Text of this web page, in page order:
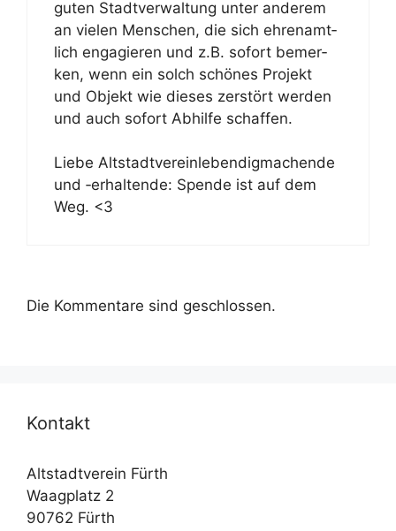
gu­ten Stadt­ver­wal­tung un­ter an­de­rem
an vie­len Men­schen, die sich eh­ren­amt­
lich en­ga­gie­ren und z.B. so­fort be­mer­
ken, wenn ein solch schö­nes Pro­jekt
und Ob­jekt wie die­ses zer­stört wer­den
und auch so­fort Ab­hil­fe schaf­fen.
Lie­be Alt­stadt­ver­ein­le­ben­dig­ma­chen­de
und ‑er­hal­ten­de: Spen­de ist auf dem
Weg. <3
Die Kommentare sind geschlossen.
Kon­takt
Altstadtverein Fürth
Waagplatz 2
90762 Fürth